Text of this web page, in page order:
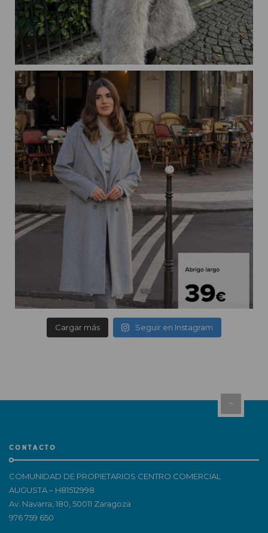
Cargar más Seguir en Instagram
CONTACTO
COMUNIDAD DE PROPIETARIOS CENTRO COMERCIAL
AUGUSTA – H81512998
Av. Navarra, 180, 50011 Zaragoza
976 759 650